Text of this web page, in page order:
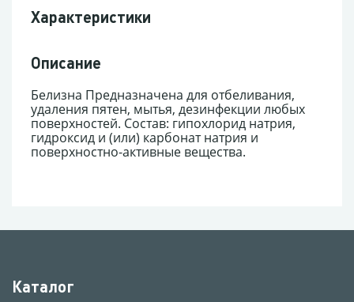
Характеристики
Описание
Белизна Предназначена для отбеливания,
удаления пятен, мытья, дезинфекции любых
поверхностей. Состав: гипохлорид натрия,
гидроксид и (или) карбонат натрия и
поверхностно-активные вещества.
Каталог